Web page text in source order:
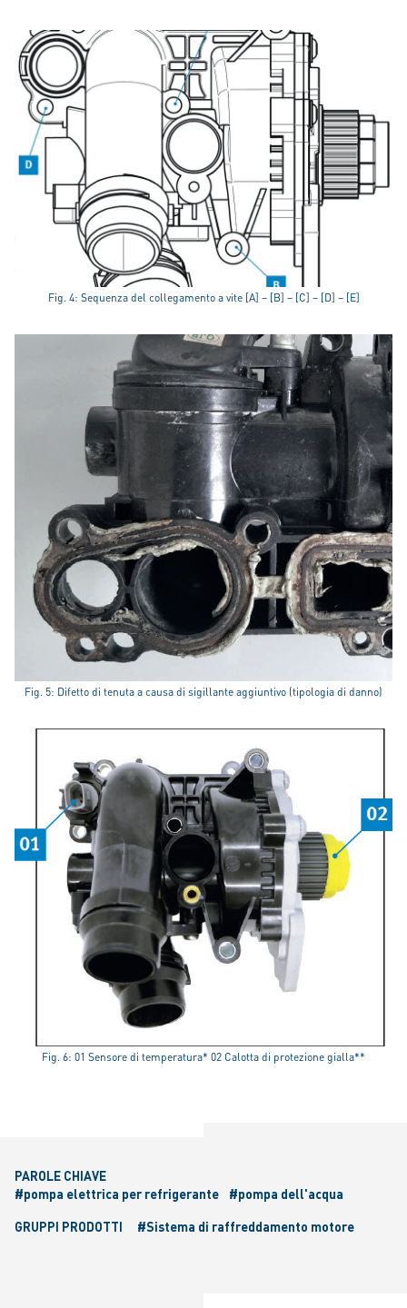
Fig. 4: Sequenza del collegamento a vite [A] – [B] – [C] – [D] – [E]
Fig. 5: Difetto di tenuta a causa di sigillante aggiuntivo (tipologia di danno)
Fig. 6: 01 Sensore di temperatura* 02 Calotta di protezione gialla**
PAROLE CHIAVE
#pompa elettrica per refrigerante
#pompa dell'acqua
GRUPPI PRODOTTI
#Sistema di raffreddamento motore